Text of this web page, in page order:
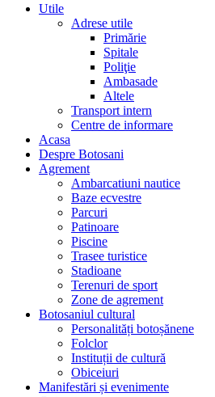
Utile
Adrese utile
Primărie
Spitale
Poliţie
Ambasade
Altele
Transport intern
Centre de informare
Acasa
Despre Botosani
Agrement
Ambarcatiuni nautice
Baze ecvestre
Parcuri
Patinoare
Piscine
Trasee turistice
Stadioane
Terenuri de sport
Zone de agrement
Botosaniul cultural
Personalități botoșănene
Folclor
Instituții de cultură
Obiceiuri
Manifestări și evenimente